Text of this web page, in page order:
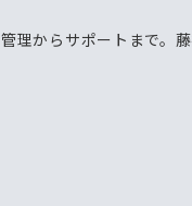
管理からサポートまで。